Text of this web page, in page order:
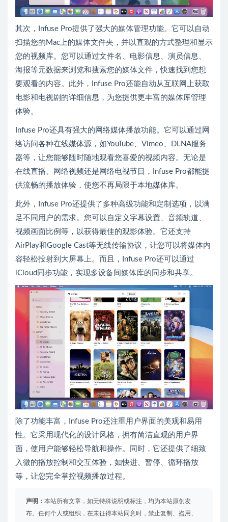
其次，Infuse Pro提供了强大的媒体管理功能。它可以自动
扫描您的Mac上的媒体文件夹，并以直观的方式整理和显示
您的视频库。您可以通过文件名、电影信息、演员信息、
海报等元数据来浏览和搜索您的媒体文件，快速找到您想
要观看的内容。此外，Infuse Pro还能自动从互联网上获取
电影和电视剧的详细信息，为您提供更丰富的媒体库管理
体验。
Infuse Pro还具有强大的网络媒体播放功能。它可以通过网
络访问各种在线媒体源，如YouTube、Vimeo、DLNA服务
器等，让您能够随时随地观看您喜爱的视频内容。无论是
在线直播、网络视频还是网络电视节目，Infuse Pro都能提
供流畅的播放体验，使您不再局限于本地媒体库。
此外，Infuse Pro还提供了多种高级功能和定制选项，以满
足不同用户的需求。您可以自定义字幕设置、音频轨道、
视频画面比例等，以获得最佳的观影体验。它还支持
AirPlay和Google Cast等无线传输协议，让您可以将媒体内
容轻松投射到大屏幕上。而且，Infuse Pro还可以通过
iCloud同步功能，实现多设备间媒体库的同步和共享。
除了功能丰富，Infuse Pro还注重用户界面的美观和易用
性。它采用现代化的设计风格，拥有简洁直观的用户界
面，使用户能够轻松导航和操作。同时，它还提供了细致
入微的播放控制和交互体验，如快进、暂停、循环播放
等，让您完全掌控视频播放过程。
声明： 本站所有文章，如无特殊说明或标注，均为本站原创发
布。任何个人或组织，在未征得本站同意时，禁止复制、盗用、